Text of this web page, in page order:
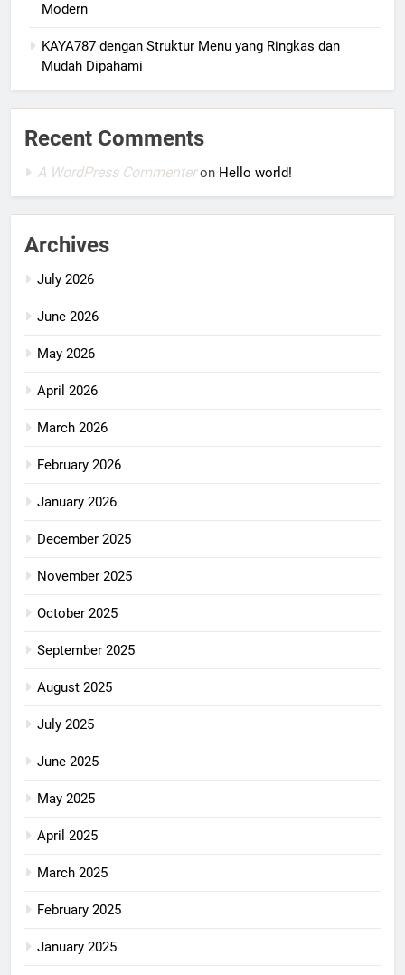
Modern
KAYA787 dengan Struktur Menu yang Ringkas dan
Mudah Dipahami
Recent Comments
A WordPress Commenteron Hello world!
Archives
July 2026
June 2026
May 2026
April 2026
March 2026
February 2026
January 2026
December 2025
November 2025
October 2025
September 2025
August 2025
July 2025
June 2025
May 2025
April 2025
March 2025
February 2025
January 2025